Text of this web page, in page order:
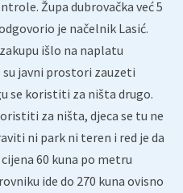
Župa dubrovačka već 5
je načelnik Lasić.
išlo na naplatu
javni prostori zauzeti
se koristiti za ništa drugo.
za ništa, djeca se tu ne
ni park ni teren i red je da
60 kuna po metru
ide do 270 kuna ovisno